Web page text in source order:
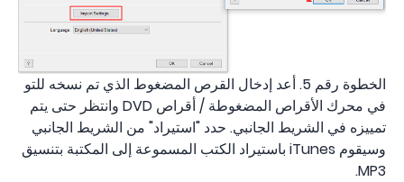
الخطوة رقم 5. أعد إدخال القرص المضغوط الذي تم نسخه للتو
في محرك الأقراص المضغوطة / أقراص DVD وانتظر حتى يتم
تمييزه في الشريط الجانبي. حدد "استيراد" من الشريط الجانبي
وسيقوم iTunes باستيراد الكتب المسموعة إلى المكتبة بتنسيق
MP3.